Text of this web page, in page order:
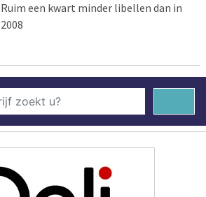
Ruim een kwart minder libellen dan in
2008